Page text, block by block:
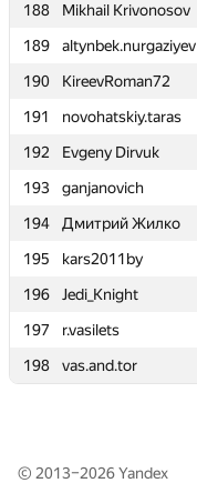
188
Mikhail Krivonosov
189
altynbek.nurgaziyev
190
KireevRoman72
191
novohatskiy.taras
192
Evgeny Dirvuk
193
ganjanovich
194
Дмитрий Жилко
195
kars2011by
196
Jedi_Knight
197
r.vasilets
198
vas.and.tor
188
Mikhail Krivonosov
189
altynbek.nurgaziyev
190
KireevRoman72
191
novohatskiy.taras
192
Evgeny Dirvuk
193
ganjanovich
194
Дмитрий Жилко
195
kars2011by
196
Jedi_Knight
197
r.vasilets
198
vas.and.tor
© 2013–2026Yandex